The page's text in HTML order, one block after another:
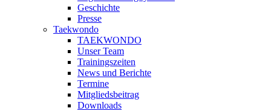
Geschichte
Presse
Taekwondo
TAEKWONDO
Unser Team
Trainingszeiten
News und Berichte
Termine
Mitgliedsbeitrag
Downloads